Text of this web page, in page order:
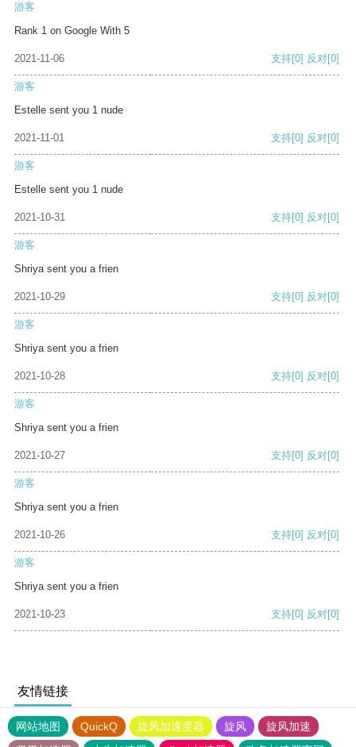
游客
Rank 1 on Google With 5
2021-11-06 支持[0] 反对[0]
游客
Estelle sent you 1 nude
2021-11-01 支持[0] 反对[0]
游客
Estelle sent you 1 nude
2021-10-31 支持[0] 反对[0]
游客
Shriya sent you a frien
2021-10-29 支持[0] 反对[0]
游客
Shriya sent you a frien
2021-10-28 支持[0] 反对[0]
游客
Shriya sent you a frien
2021-10-27 支持[0] 反对[0]
游客
Shriya sent you a frien
2021-10-26 支持[0] 反对[0]
游客
Shriya sent you a frien
2021-10-23 支持[0] 反对[0]
友情链接
网站地图 QuickQ 旋风加速度器 旋风
旋风加速